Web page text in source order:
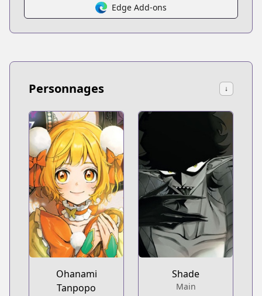
Edge Add-ons
Personnages ↓
Ohanami
Tanpopo
Shade
Main